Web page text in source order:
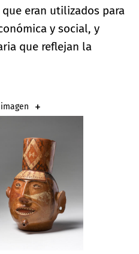
eran utilizados para
y social, y
que reflejan la